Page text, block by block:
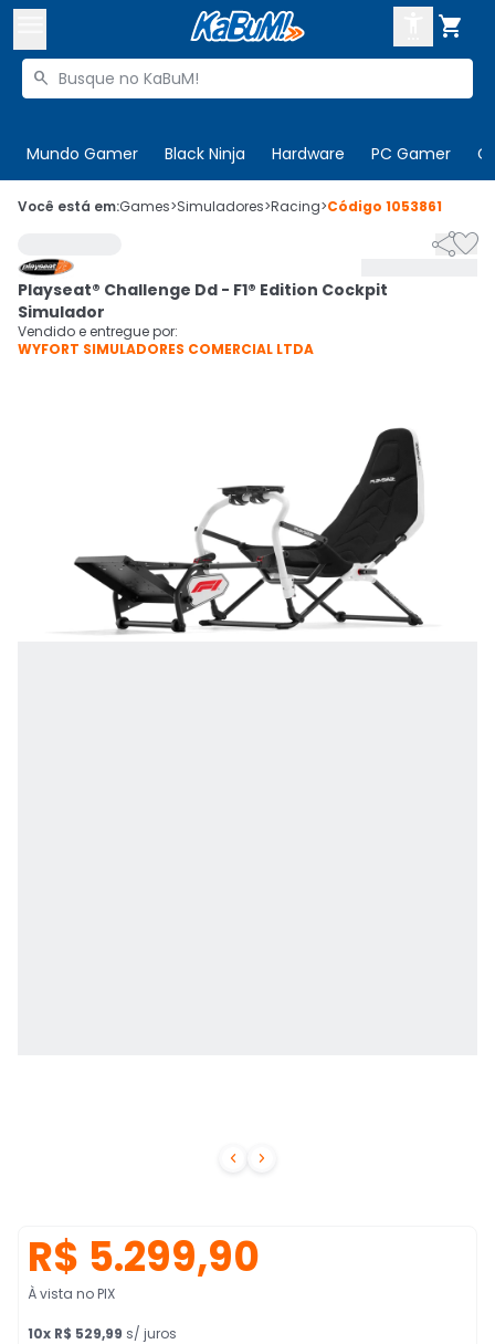

Buscar produtos

Mundo Gamer Black Ninja Hardware PC Gamer
 Olá. Acesse sua conta

Cupons
Mais Vendidos
CADASTRE-SE
Você está em:Games>Simuladores>Racing>Código 1053861
 

Playseat® Challenge Dd - F1® Edition Cockpit
Simulador
Vendido e entregue por:
WYFORT SIMULADORES COMERCIAL LTDA
R$ 5.299,90
À vista no PIX
10x R$ 529,99 s/ juros